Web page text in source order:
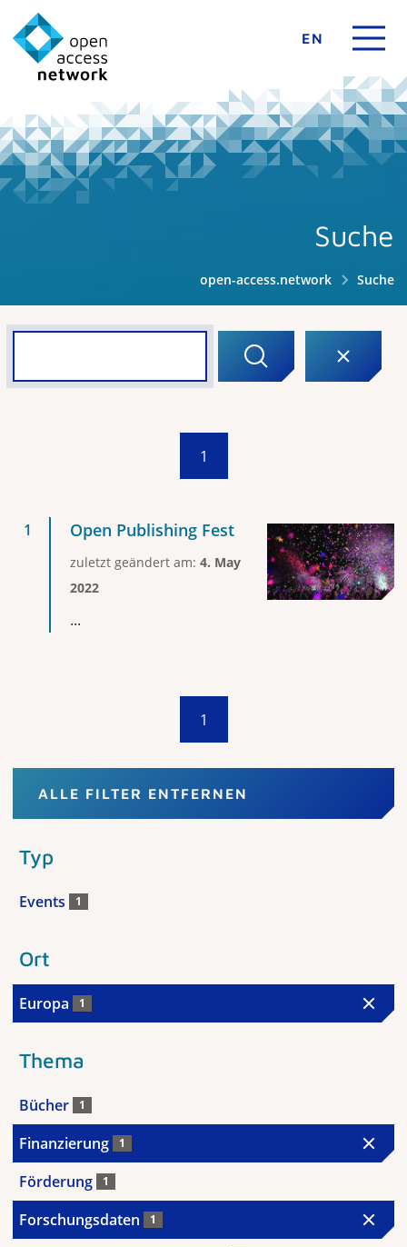
EN
Suche
open-access.network Suche
1
Open Publishing Fest
zuletzt geändert am: 4. May
2022
...
1
ALLE FILTER ENTFERNEN
Typ
Events 1
Ort
Europa 1
Thema
Bücher 1
Finanzierung 1
Förderung 1
Forschungsdaten 1